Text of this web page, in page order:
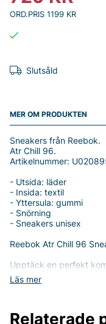
ORD.PRIS 1199 KR
Slutsåld
MER OM PRODUKTEN
Läs mer
Sneakers från Reebok.
Atr Chill 96.
Artikelnummer:
- Utsida: läder
- Insida: textil
- Yttersula: gummi
- Snörning
- Sneakers unisex
Reebok Atr Chill 96
Upptäck en perfekt
Reebok Atr Chill 96
både män och kvinnor
Atr Chill 96 är
Relaterade